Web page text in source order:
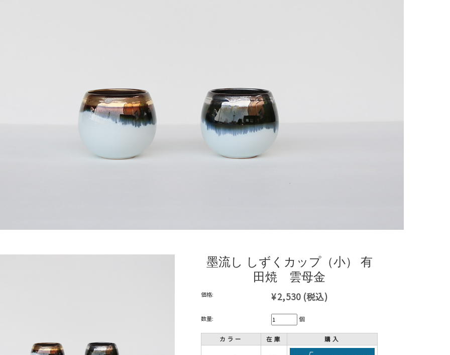
墨流し しずくカップ（小） 有
田焼 雲母金
価格: ¥2,530 (税込)
数量: 個
カラー 在庫 購入